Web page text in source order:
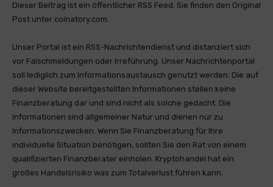
Dieser Beitrag ist ein öffentlicher RSS Feed. Sie finden den Original
Post unter coinatory.com.
Unser Portal ist ein RSS-Nachrichtendienst und distanziert sich
vor Falschmeldungen oder Irreführung. Unser Nachrichtenportal
soll lediglich zum Informationsaustausch genutzt werden. Die auf
dieser Website bereitgestellten Informationen stellen keine
Finanzberatung dar und sind nicht als solche gedacht. Die
Informationen sind allgemeiner Natur und dienen nur zu
Informationszwecken. Wenn Sie Finanzberatung für Ihre
individuelle Situation benötigen, sollten Sie den Rat von einem
qualifizierten Finanzberater einholen. Kryptohandel hat ein
großes Handelsrisiko was zum Totalverlust führen kann.